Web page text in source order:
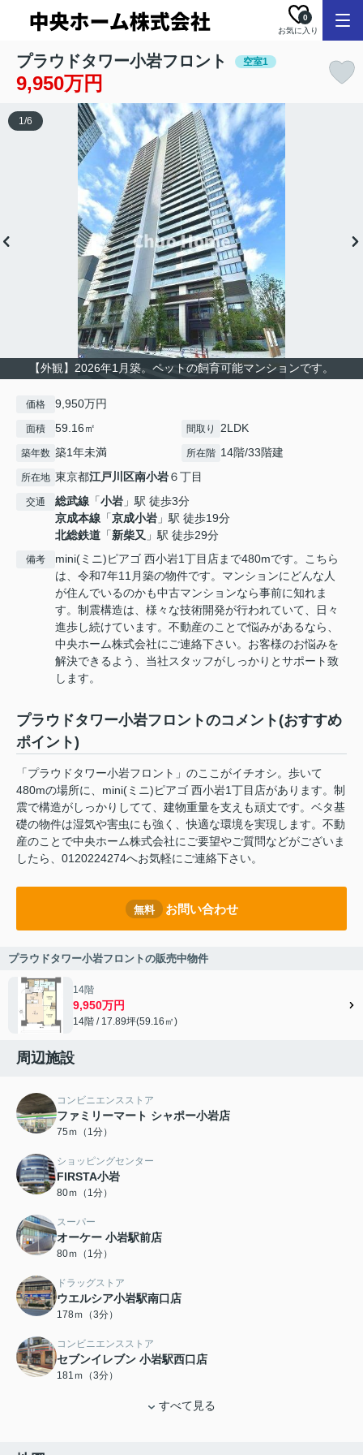
お気に入り
0
プラウドタワー小岩フロント 空室1
9,950万円
【外観】2026年1月築。ペットの飼育可能マンションです。
1/6
価格 9,950万円
面積 59.16㎡ 間取り 2LDK
築年数 築1年未満 所在階 14階/33階建
所在地 東京都江戸川区南小岩６丁目
交通 総武線 「小岩 」駅 徒歩3分
京成本線 「京成小岩 」駅 徒歩19分
北総鉄道 「新柴又 」駅 徒歩29分
備考
mini(ミニ)ピアゴ 西小岩1丁目店まで480mです。こちら
は、令和7年11月築の物件です。マンションにどんな人
が住んでいるのかも中古マンションなら事前に知れま
す。制震構造は、様々な技術開発が行われていて、日々
進歩し続けています。不動産のことで悩みがあるなら、
中央ホーム株式会社にご連絡下さい。お客様のお悩みを
解決できるよう、当社スタッフがしっかりとサポート致
します。
プラウドタワー小岩フロントのコメント(おすすめ
ポイント)
「プラウドタワー小岩フロント」のここがイチオシ。歩いて
480mの場所に、mini(ミニ)ピアゴ 西小岩1丁目店があります。制
震で構造がしっかりしてて、建物重量を支えも頑丈です。ベタ基
礎の物件は湿気や害虫にも強く、快適な環境を実現します。不動
産のことで中央ホーム株式会社にご要望やご質問などがございま
したら、0120224274へお気軽にご連絡下さい。
無料 お問い合わせ
プラウドタワー小岩フロントの販売中物件
14階
9,950万円
14階 / 17.89坪(59.16㎡)
周辺施設
コンビニエンスストア
ファミリーマート シャポー小岩店
75ｍ（1分）
ショッピングセンター
FIRSTA小岩
80ｍ（1分）
スーパー
オーケー 小岩駅前店
80ｍ（1分）
ドラッグストア
ウエルシア小岩駅南口店
178ｍ（3分）
コンビニエンスストア
セブンイレブン 小岩駅西口店
181ｍ（3分）
すべて見る